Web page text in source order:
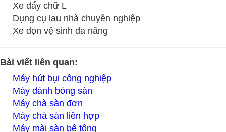
Xe đẩy chữ L
Dụng cụ lau nhà chuyên nghiệp
Xe dọn vệ sinh đa năng
Bài viết liên quan:
Máy hút bụi công nghiệp
Máy đánh bóng sàn
Máy chà sàn đơn
Máy chà sàn liên hợp
Máy mài sàn bê tông